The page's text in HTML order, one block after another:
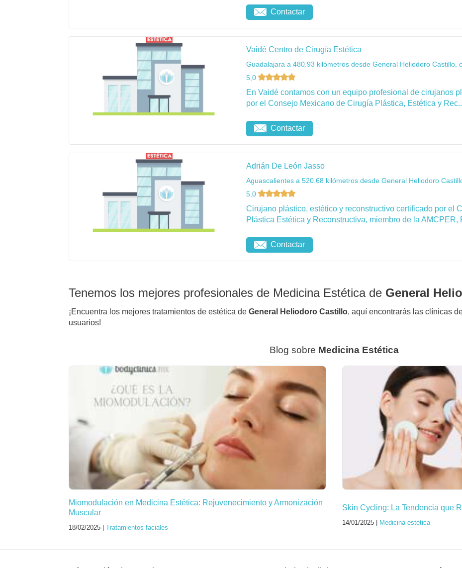
Contactar
Vaidé Centro de Cirugía Estética
Guadalajara a 480.93 kilómetros desde General Heliodoro Castillo,
5,0
En Vaidé contamos con un equipo profesional de cirujanos
por el Consejo Mexicano de Cirugía Plástica, Estética y
Contactar
Adrián De León Jasso
Aguascalientes a 520.68 kilómetros desde General Heliodoro
5,0
Cirujano plástico, estético y reconstructivo certificado por el
Plástica Estética y Reconstructiva, miembro de la AMCPER,
Contactar
Tenemos los mejores profesionales de Medicina Estética de General
¡Encuentra los mejores tratamientos de estética de General Heliodoro Castillo, aquí encontrarás las clínicas
usuarios!
Blog sobre Medicina Estética
Miomodulación en Medicina Estética: Rejuvenecimiento y Armonización
Muscular
18/02/2025 | Tratamientos faciales
Skin Cycling: La Tendencia que
14/01/2025 | Medicina estética